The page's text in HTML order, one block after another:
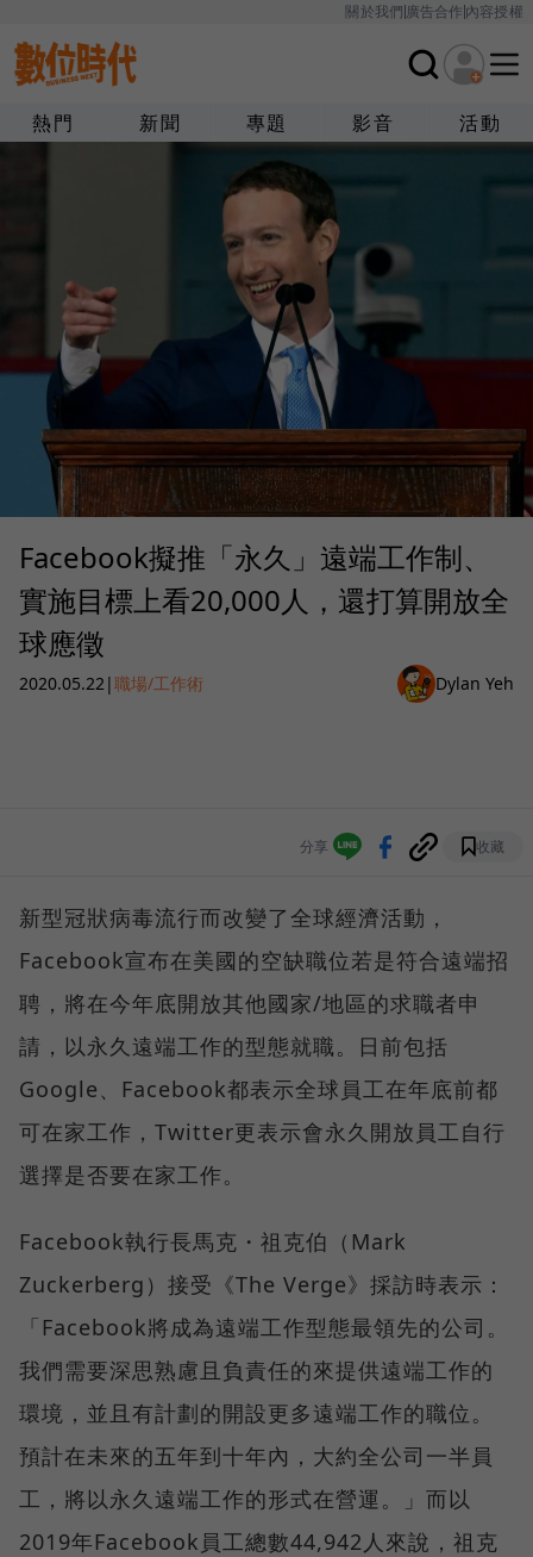
關於我們廣告合作內容授權
熱門 新聞 專題 影音 活動
Facebook擬推「永久」遠端工作制、
實施目標上看20,000人，還打算開放全
球應徵
2020.05.22|職場/工作術 Dylan Yeh
分享 收藏
新型冠狀病毒流行而改變了全球經濟活動，
Facebook宣布在美國的空缺職位若是符合遠端招
聘，將在今年底開放其他國家/地區的求職者申
請，以永久遠端工作的型態就職。日前包括
Google、Facebook都表示全球員工在年底前都
可在家工作，Twitter更表示會永久開放員工自行
選擇是否要在家工作。
Facebook執行長馬克・祖克伯（Mark
Zuckerberg）接受《The Verge》採訪時表示：
「Facebook將成為遠端工作型態最領先的公司。
我們需要深思熟慮且負責任的來提供遠端工作的
環境，並且有計劃的開設更多遠端工作的職位。
預計在未來的五年到十年內，大約全公司一半員
工，將以永久遠端工作的形式在營運。」而以
2019年Facebook員工總數44,942人來說，祖克